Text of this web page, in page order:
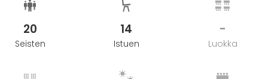
20
Seisten
14
Istuen
-
Luokka